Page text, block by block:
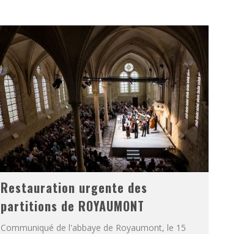
Restauration urgente des
partitions de ROYAUMONT
Communiqué de l'abbaye de Royaumont, le 15